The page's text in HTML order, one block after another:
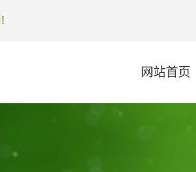
!
网站首页